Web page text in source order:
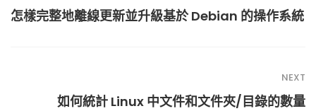
怎樣完整地離線更新並升級基於 Debian 的操作系統
NEXT
如何統計 Linux 中文件和文件夾/目錄的數量